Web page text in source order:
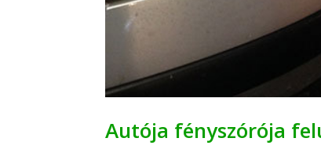
Autója fényszórója